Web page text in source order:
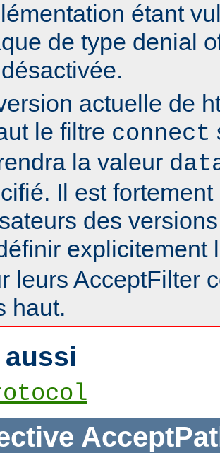
étant
de type denial
actuelle de
le filtre connect
la valeur
Il est
des
explicitement
leurs AcceptFilter
haut.